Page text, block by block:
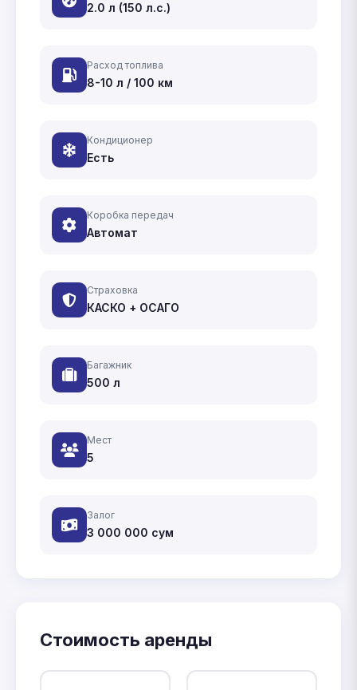
2.0 л (150 л.с.)
Расход топлива
8-10 л / 100 км
Кондиционер
Есть
Коробка передач
Автомат
Страховка
КАСКО + ОСАГО
Багажник
500 л
Мест
5
Залог
3 000 000 сум
Стоимость аренды